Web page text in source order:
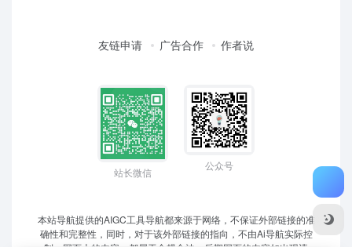
友链申请 广告合作 作者说
站长微信
公众号
本站导航提供的AIGC工具导航都来源于网络，不保证外部链接的准
确性和完整性，同时，对于该外部链接的指向，不由Ai导航实际控